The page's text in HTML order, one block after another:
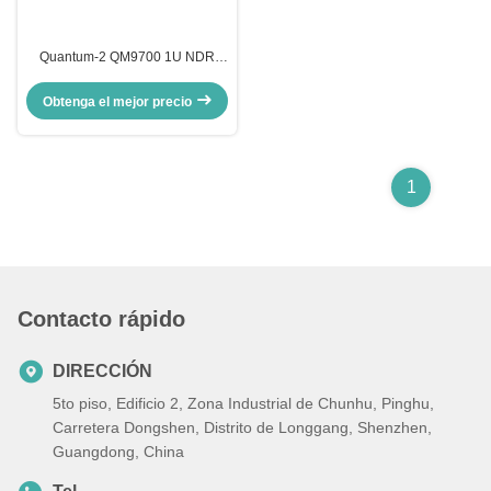
Quantum-2 QM9700 1U NDR
OSFP conmutador inteligente de
red InfiniBand NDR
Obtenga el mejor precio
1
Contacto rápido
DIRECCIÓN
5to piso, Edificio 2, Zona Industrial de Chunhu, Pinghu,
Carretera Dongshen, Distrito de Longgang, Shenzhen,
Guangdong, China